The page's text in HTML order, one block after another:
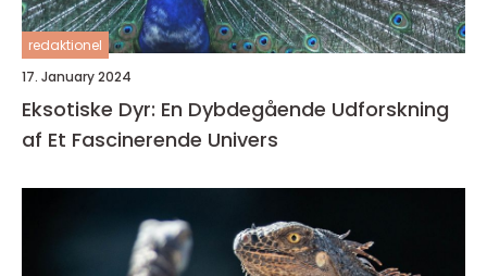
redaktionel
17. January 2024
Eksotiske Dyr: En Dybdegående Udforskning
af Et Fascinerende Univers